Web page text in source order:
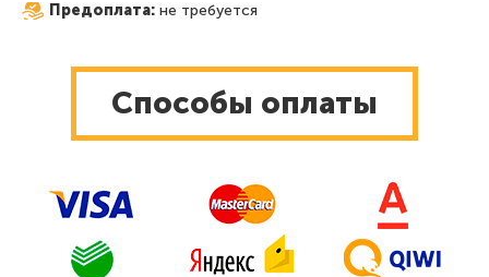
Предоплата: не требуется
Способы оплаты